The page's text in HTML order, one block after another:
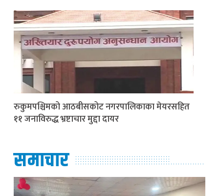
रुकुमपश्चिमको आठबीसकोट नगरपालिकाका मेयरसहित
११ जनाविरुद्ध भ्रष्टाचार मुद्दा दायर
समाचार